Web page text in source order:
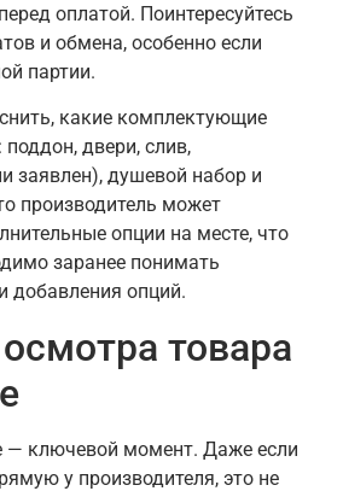
оплатой. Поинтересуйтесь
и обмена, особенно если
партии.
какие комплектующие
двери, слив,
заявлен), душевой набор и
производитель может
опции на месте, что
заранее понимать
добавления опций.
товара
— ключевой момент. Даже если
у производителя, это не